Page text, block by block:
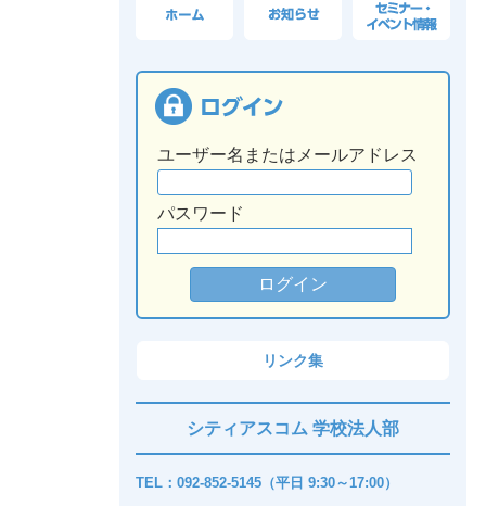
ユーザー名またはメールアドレス
パスワード
リンク集
シティアスコム 学校法人部
TEL：092-852-5145（平日 9:30～17:00）